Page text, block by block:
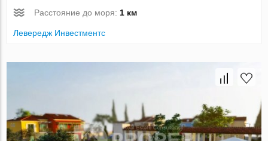
Расстояние до моря:1 км
Левередж Инвестментс